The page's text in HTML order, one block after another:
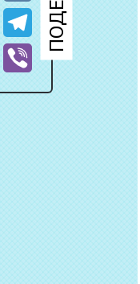
VK
Telegram
Viber